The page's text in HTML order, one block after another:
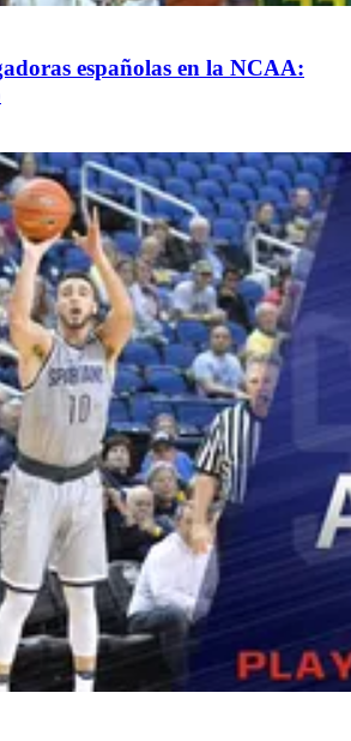
españolas en la NCAA: